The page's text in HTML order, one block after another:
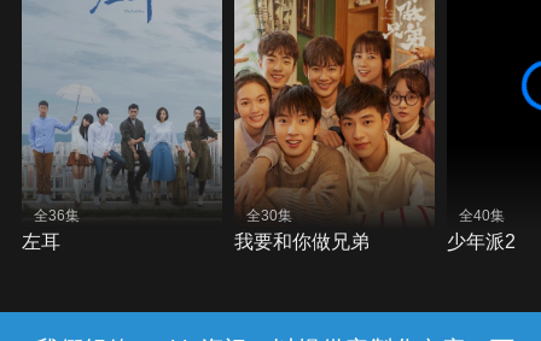
全36集
左耳
全30集
我要和你做兄弟
全40集
少年派2